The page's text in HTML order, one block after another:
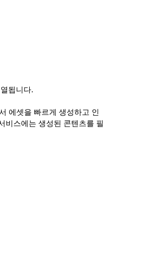
됩니다.
에셋을 빠르게 생성하고 인
비스에는 생성된 콘텐츠를 필